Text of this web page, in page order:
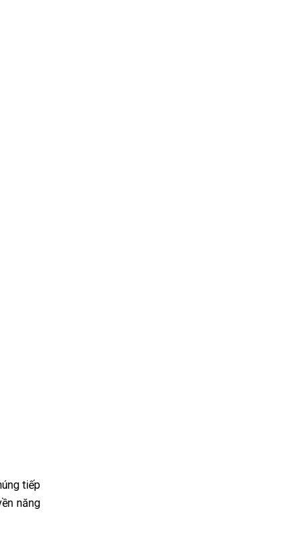
tiếp
năng